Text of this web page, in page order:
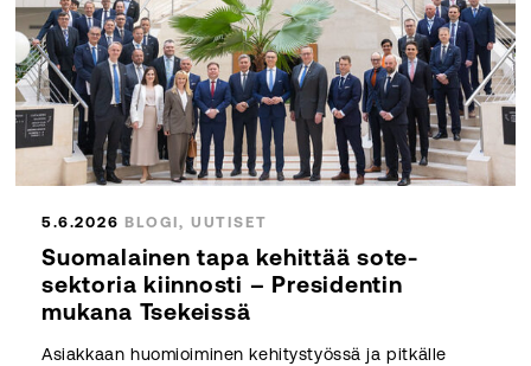
5.6.2026 BLOGI, UUTISET
Suomalainen tapa kehittää sote-
sektoria kiinnosti – Presidentin
mukana Tsekeissä
Asiakkaan huomioiminen kehitystyössä ja pitkälle